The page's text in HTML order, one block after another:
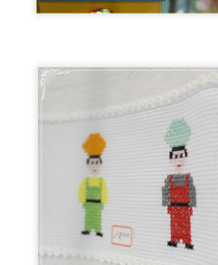
Obrigado por sua visita
Canal Youtube:
Instagram: http://
Facebook:https://
Postado há 1st November